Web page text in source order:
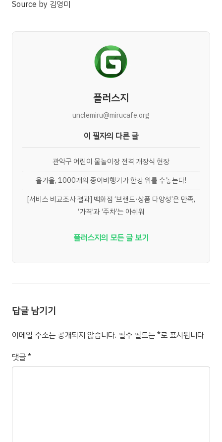
Source by 김영미
플러스지
unclemiru@mirucafe.org
이 필자의 다른 글
관악구 어린이 물놀이장 전격 개장식 현장
올가을, 1000개의 종이비행기가 한강 위를 수놓는다!
[서비스 비교조사 결과] 백화점 ‘브랜드·상품 다양성’은 만족,
‘가격’과 ‘주차’는 아쉬워
플러스지의 모든 글 보기
답글 남기기
이메일 주소는 공개되지 않습니다. 필수 필드는*로 표시됩니다
댓글*